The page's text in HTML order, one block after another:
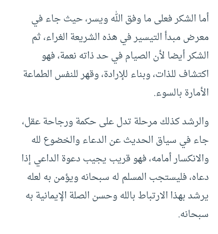
أما الشكر فعلی ما وفق الله ويسر، حيث جاء في
معرض مبدأ التيسير في هذه الشريعة الغراء، ثم
الشكر أيضا لأن الصيام في حد ذاته نعمة، فهو
اكتشاف للذات، وبناء للإرادة، وقهر للنفس الطماعة
الأمارة بالسوء.
والرشد كذلك مرحلة تدل على حكمة ورجاحة عقل،
جاء في سياق الحديث عن الدعاء والخضوع لله
والانكسار أمامه، فهو قريب يجيب دعوة الداعي إذا
دعاه، فليستجب المسلم له سبحانه ويؤمن به لعله
يرشد بهذا الارتباط بالله وحسن الصلة الإيمانية به
سبحانه.